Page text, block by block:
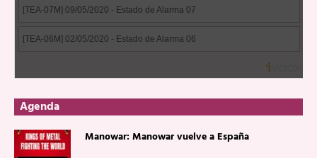
Agenda
Manowar: Manowar vuelve a España